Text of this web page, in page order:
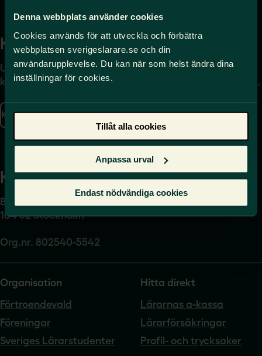
Denna webbplats använder cookies
Cookies används för att utveckla och förbättra
webbplatsen sverigeslarare.se och din
användarupplevelse. Du kan när som helst ändra dina
inställningar för cookies.
Tillåt alla cookies
Anpassa urval
Endast nödvändiga cookies
Kontakta
Uppgifter om hur du
kontaktar oss finns här.
Kontakta oss
Press
Journalist – du når oss
press@sverigeslarare.
Presskontakt
Kansli
Box 17061
104 62 Stockholm
Org.nr. 802540-5542
Organisation
Förtroendevald
Föreningar
Sveriges Lärarstudenter
Hitta direkt
Lärarnas a-kassa
Lärarförsäkringar
Profil- och trycksaker